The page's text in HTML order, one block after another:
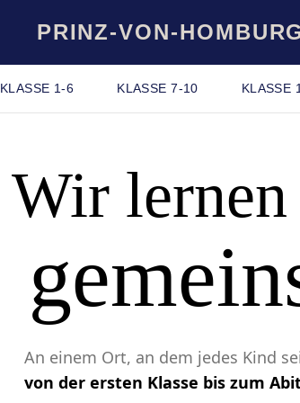
PRINZ-VON-
KLASSE 1-6 KLASSE 7-10 KLASSE
Wir lernen
An einem Ort, an dem jedes Kind
von der ersten Klasse bis zum